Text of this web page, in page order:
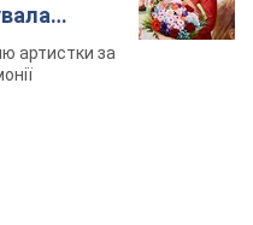
артистки за